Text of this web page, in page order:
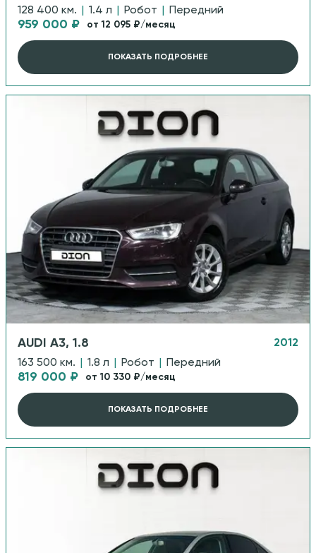
128 400 км.
1.4 л Робот Передний
959 000 ₽ от 12 095 ₽/месяц
ПОКАЗАТЬ ПОДРОБНЕЕ
AUDI A3, 1.8
2012
163 500 км.
1.8 л Робот Передний
819 000 ₽ от 10 330 ₽/месяц
ПОКАЗАТЬ ПОДРОБНЕЕ